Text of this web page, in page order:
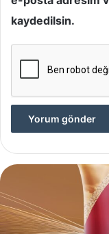
kaydedilsin.
Yves
Rocher,
Momo
Bodrum’da
Yer